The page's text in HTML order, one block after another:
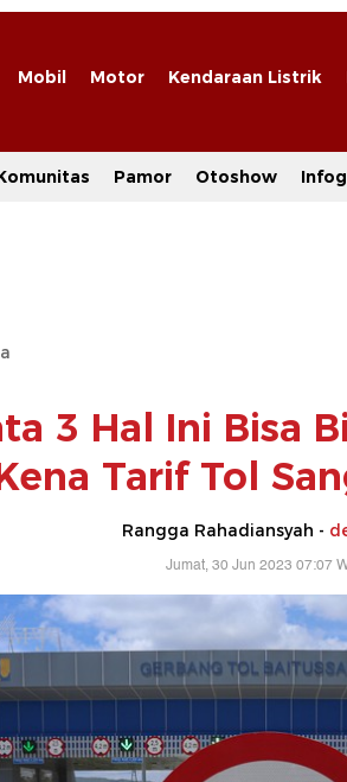
Mobil Motor Kendaraan Listrik
Pamor Otoshow
3 Hal Ini Bisa
Tarif Tol
Rangga Rahadiansyah -
Jumat, 30 Jun 2023 07:07